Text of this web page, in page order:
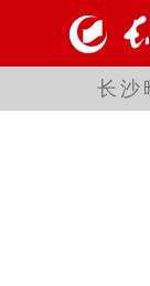
长沙